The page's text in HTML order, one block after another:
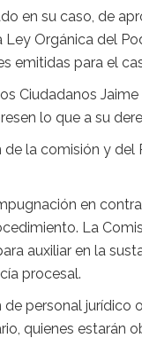
en su caso, de
Orgánica del
emitidas para el
Ciudadanos
lo que a su
la comisión y
en
La
auxiliar en la
procesal.
personal jurídico
quienes estarán